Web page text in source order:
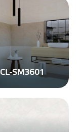
CL-SM3601